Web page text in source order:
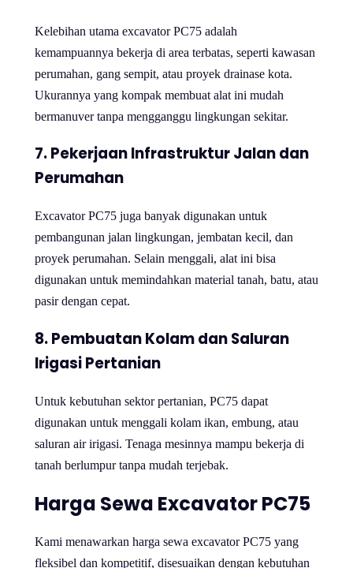
Kelebihan utama excavator PC75 adalah
kemampuannya bekerja di area terbatas, seperti kawasan
perumahan, gang sempit, atau proyek drainase kota.
Ukurannya yang kompak membuat alat ini mudah
bermanuver tanpa mengganggu lingkungan sekitar.
7.Pekerjaan Infrastruktur Jalan dan
Perumahan
Excavator PC75 juga banyak digunakan untuk
pembangunan jalan lingkungan, jembatan kecil, dan
proyek perumahan. Selain menggali, alat ini bisa
digunakan untuk memindahkan material tanah, batu, atau
pasir dengan cepat.
8.Pembuatan Kolam dan Saluran
Irigasi Pertanian
Untuk kebutuhan sektor pertanian, PC75 dapat
digunakan untuk menggali kolam ikan, embung, atau
saluran air irigasi. Tenaga mesinnya mampu bekerja di
tanah berlumpur tanpa mudah terjebak.
Harga Sewa Excavator PC75
Kami menawarkan harga sewa excavator PC75 yang
fleksibel dan kompetitif, disesuaikan dengan kebutuhan